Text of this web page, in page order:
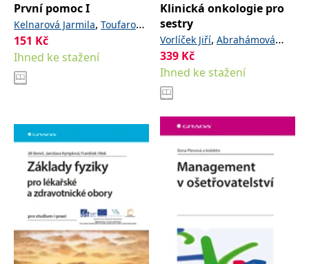
První pomoc I
Kelnarová Jarmila, Toufarová
Jana ,Váňová Jana
Zuzana
151 Kč
Ihned ke stažení
Klinická onkologie pro
sestry
Vorlíček Jiří, Abrahámová
Jitka ,Vorlíčková Hilda
kolektiv
339 Kč
Ihned ke stažení